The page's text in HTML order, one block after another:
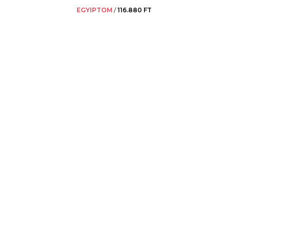
EGYIPTOM /116.880 FT